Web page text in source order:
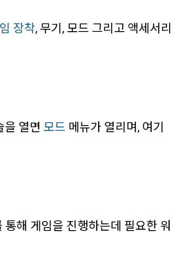
장착, 무기, 모드 그리고 액세서리
을 열면 모드 메뉴가 열리며, 여기
해 게임을 진행하는데 필요한 워